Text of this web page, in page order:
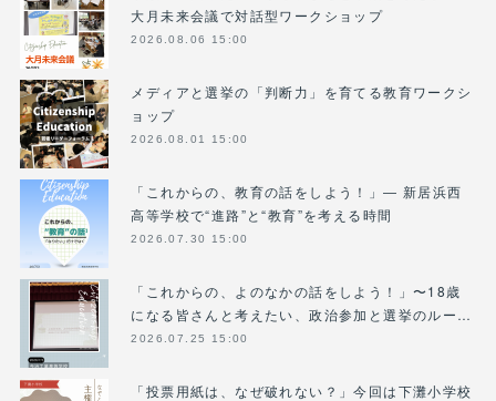
大月未来会議で対話型ワークショップ
2026.08.06 15:00
メディアと選挙の「判断力」を育てる教育ワークシ
ョップ
2026.08.01 15:00
「これからの、教育の話をしよう！」― 新居浜西
高等学校で“進路”と“教育”を考える時間
2026.07.30 15:00
「これからの、よのなかの話をしよう！」〜18歳
になる皆さんと考えたい、政治参加と選挙のルー…
2026.07.25 15:00
「投票用紙は、なぜ破れない？」今回は下灘小学校